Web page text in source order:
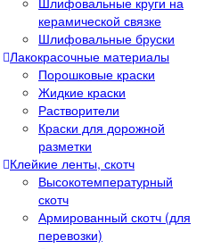
керамической связке
Шлифовальные бруски
Лакокрасочные материалы
Порошковые краски
Жидкие краски
Растворители
Краски для дорожной
разметки
Клейкие ленты, скотч
Высокотемпературный
скотч
Армированный скотч (для
перевозки)